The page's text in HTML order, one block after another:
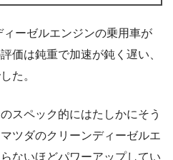
ーゼルエンジンの乗用車が
価は鈍重で加速が鈍く遅い、
た。
スペック的にはたしかにそう
ツダのクリーンディーゼルエ
ないほどパワーアップしてい